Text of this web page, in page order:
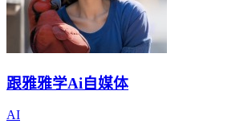
跟雅雅学Ai自媒体
AI